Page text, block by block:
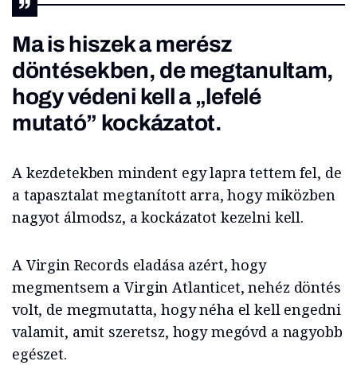
Ma is hiszek a merész
döntésekben, de megtanultam,
hogy védeni kell a „lefelé
mutató” kockázatot.
A kezdetekben mindent egy lapra tettem fel, de
a tapasztalat megtanított arra, hogy miközben
nagyot álmodsz, a kockázatot kezelni kell.
A Virgin Records eladása azért, hogy
megmentsem a Virgin Atlanticet, nehéz döntés
volt, de megmutatta, hogy néha el kell engedni
valamit, amit szeretsz, hogy megóvd a nagyobb
egészet.